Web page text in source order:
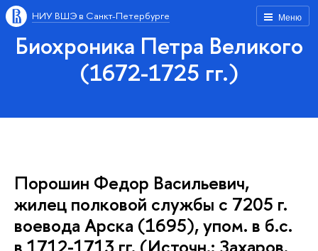
Меню
НИУ ВШЭ в Санкт-Петербурге
Биохроника Петра Великого
(1672-1725 гг.)
Порошин Федор Васильевич,
жилец полковой службы с 7205 г.
воевода Арска (1695), упом. в б.с.